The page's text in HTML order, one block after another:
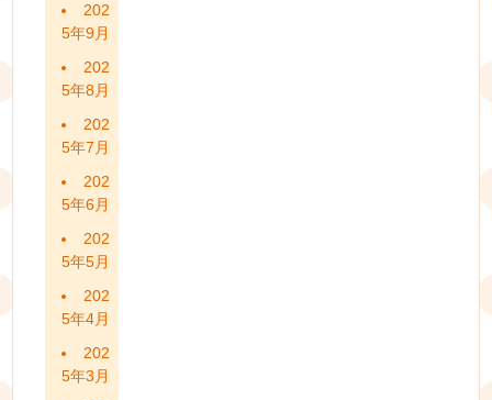
202
5年9月
202
5年8月
202
5年7月
202
5年6月
202
5年5月
202
5年4月
202
5年3月